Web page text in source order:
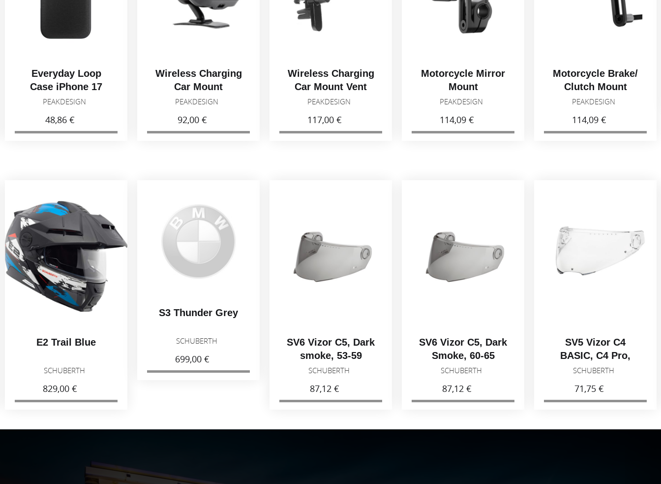
Everyday Loop
Case iPhone 17
PEAKDESIGN
48,86 €
Wireless Charging
Car Mount
Adhesive
PEAKDESIGN
92,00 €
Wireless Charging
Car Mount Vent
PEAKDESIGN
117,00 €
Motorcycle Mirror
Mount
PEAKDESIGN
114,09 €
Motorcycle Brake/
Clutch Mount
PEAKDESIGN
114,09 €
E2 Trail Blue
SCHUBERTH
829,00 €
S3 Thunder Grey
SCHUBERTH
699,00 €
SV6 Vizor C5, Dark
smoke, 53-59
SCHUBERTH
87,12 €
SV6 Vizor C5, Dark
Smoke, 60-65
SCHUBERTH
87,12 €
SV5 Vizor C4
BASIC, C4 Pro,
Light smoke 50%,
SCHUBERTH
71,75 €